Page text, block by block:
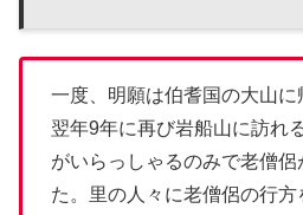
一度、明願は伯耆国の大山に
翌年9年に再び岩船山に訪れ
がいらっしゃるのみで老僧
た。里の人々に老僧侶の行